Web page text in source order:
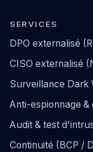
SERVICES
DPO externalisé
CISO externalisé
Surveillance Dark
Anti-espionnage &
Audit & test
Continuité (BCP /